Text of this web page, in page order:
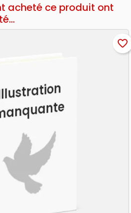
acheté ce produit ont
favorite_border